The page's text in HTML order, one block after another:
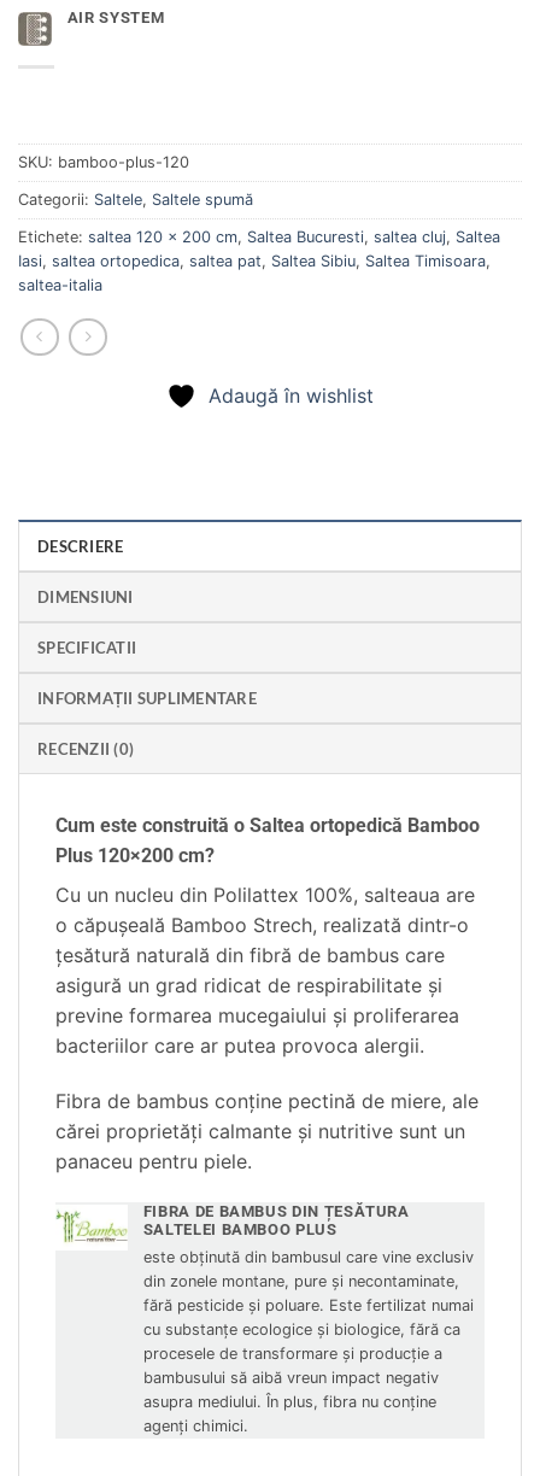
AIR SYSTEM
SKU: bamboo-plus-120
Categorii: Saltele, Saltele spumă
Etichete: saltea 120 x 200 cm, Saltea Bucuresti, saltea cluj, Saltea
Iasi, saltea ortopedica, saltea pat, Saltea Sibiu, Saltea Timisoara,
saltea-italia
Adaugă în wishlist
DESCRIERE
DIMENSIUNI
SPECIFICATII
INFORMAȚII SUPLIMENTARE
RECENZII (0)
Cum este construită o Saltea ortopedică Bamboo
Plus 120×200 cm?
Cu un nucleu din Polilattex 100%, salteaua are
o căpușeală Bamboo Strech, realizată dintr-o
țesătură naturală din fibră de bambus care
asigură un grad ridicat de respirabilitate și
previne formarea mucegaiului și proliferarea
bacteriilor care ar putea provoca alergii.
Fibra de bambus conține pectină de miere, ale
cărei proprietăți calmante și nutritive sunt un
panaceu pentru piele.
FIBRA DE BAMBUS DIN ȚESĂTURA
SALTELEI BAMBOO PLUS
este obținută din bambusul care vine exclusiv
din zonele montane, pure și necontaminate,
fără pesticide și poluare. Este fertilizat numai
cu substanțe ecologice și biologice, fără ca
procesele de transformare și producție a
bambusului să aibă vreun impact negativ
asupra mediului. În plus, fibra nu conține
agenți chimici.